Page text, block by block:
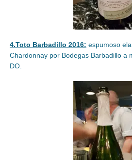
4.Toto Barbadillo 2016: espumoso
Chardonnay por Bodegas Barbadillo a
DO.